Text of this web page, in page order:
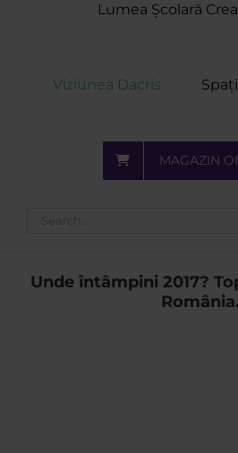
Lumea Școlară
Viziunea Dacris
MAGAZIN
Unde întâmpini 2017?
România.